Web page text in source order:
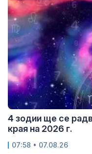
4 зодии ще се
края на 2026 г.
07:58 • 07.08.26